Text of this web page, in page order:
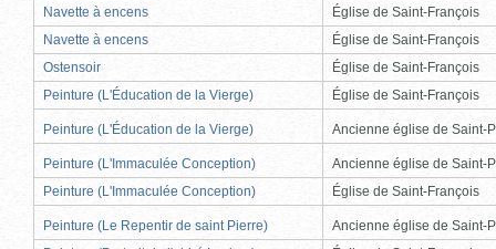
Navette à encens
Église de Saint-François
Navette à encens
Église de Saint-François
Ostensoir
Église de Saint-François
Peinture (L'Éducation de la Vierge)
Église de Saint-François
Peinture (L'Éducation de la Vierge) Ancienne église de Saint-
Peinture (L'Immaculée Conception)
Ancienne église de Saint-
Peinture (L'Immaculée Conception)
Église de Saint-François
Peinture (Le Repentir de saint Pierre)
Ancienne église de Saint-